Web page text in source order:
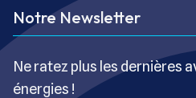
Notre Newsletter
Ne ratez plus les dernières
énergies !